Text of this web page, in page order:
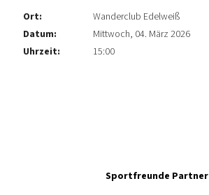
Ort:
Wanderclub Edelweiß
Datum:
Mittwoch, 04. März 2026
Uhrzeit:
15:00
Sportfreunde Partner